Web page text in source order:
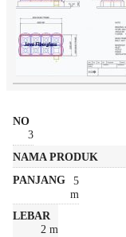
3
5
m
2 m